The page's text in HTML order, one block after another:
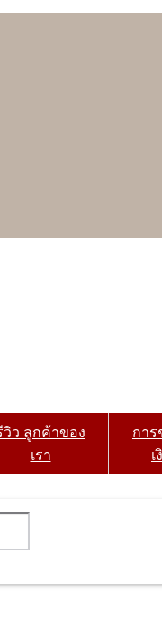
วิว ลูกค้าของ
เรา
การ
เ
site to order an